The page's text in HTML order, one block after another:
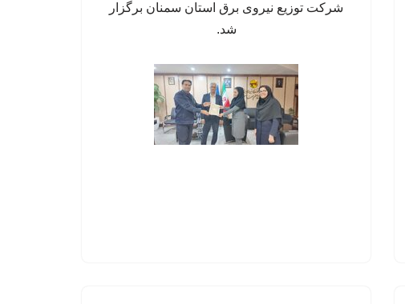
شرکت توزیع نیروی برق استان سمنان برگزار
شد.